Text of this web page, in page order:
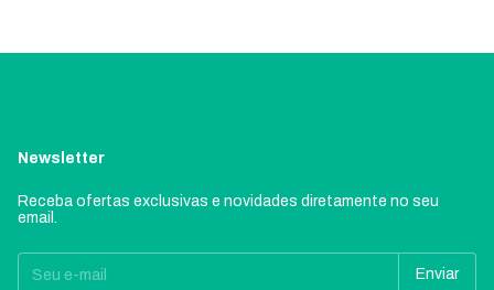
Newsletter
Receba ofertas exclusivas e novidades diretamente no seu
email.